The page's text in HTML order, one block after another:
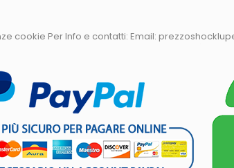
cookie Per Info e contatti: Email: